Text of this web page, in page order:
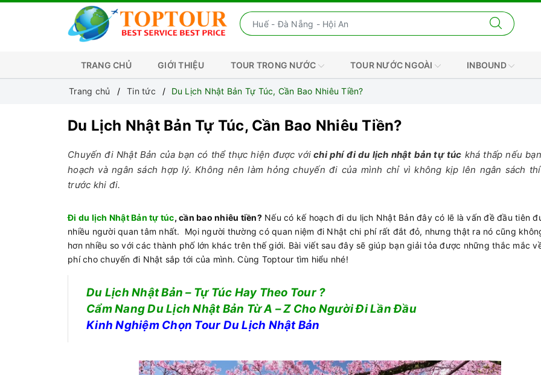
TRANG CHỦ GIỚI THIỆU TOUR TRONG NƯỚC TOUR NƯỚC NGOÀI INBOUND
Trang chủ Tin tức Du Lịch Nhật Bản Tự Túc, Cần Bao Nhiêu Tiền?
Du Lịch Nhật Bản Tự Túc, Cần Bao Nhiêu Tiền?
Chuyến đi Nhật Bản của bạn có thể thực hiện được với chi phí đi du lịch nhật bản tự túc khá thấp nếu
hoạch và ngân sách hợp lý. Không nên làm hỏng chuyến đi của mình chỉ vì không kịp lên ngân sách
trước khi đi.
Đi du lịch Nhật Bản tự túc, cần bao nhiêu tiền?Nếu có kế hoạch đi du lịch Nhật Bản đây có lẽ là vấn đề đầu tiên
nhiều người quan tâm nhất. Mọi người thường có quan niệm đi Nhật chi phí rất đắt đỏ, nhưng thật ra nó cũng
hơn nhiều so với các thành phố lớn khác trên thế giới. Bài viết sau đây sẽ giúp bạn giải tỏa được những thắc mắc
phí cho chuyến đi Nhật sắp tới của mình. Cùng Toptour tìm hiểu nhé!
Du Lịch Nhật Bản – Tự Túc Hay Theo Tour ?
Cẩm Nang Du Lịch Nhật Bản Từ A – Z Cho Người Đi Lần Đầu
Kinh Nghiệm Chọn Tour Du Lịch Nhật Bản